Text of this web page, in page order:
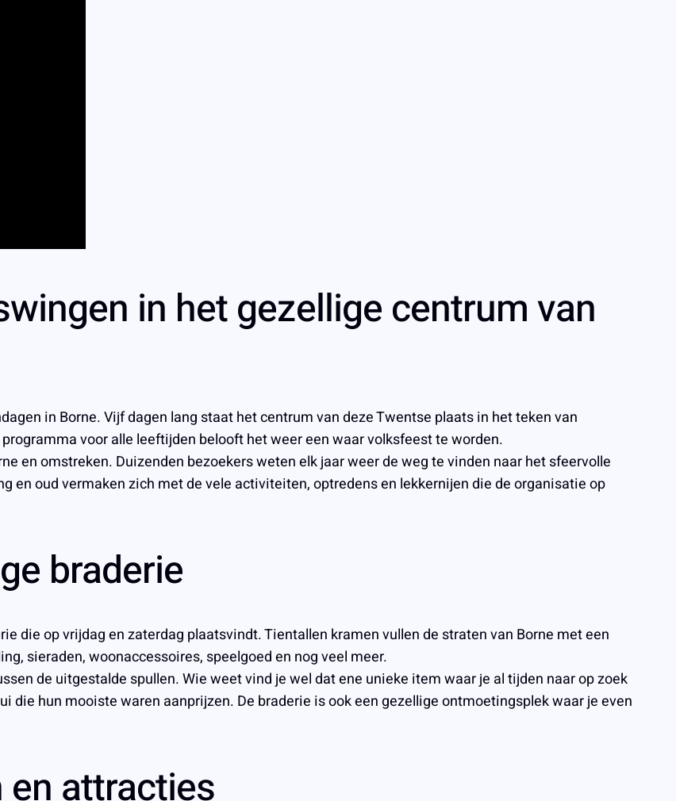
in het gezellige centrum van
in Borne. Vijf dagen lang staat het centrum van deze Twentse plaats in het teken van
voor alle leeftijden belooft het weer een waar volksfeest te worden.
en omstreken. Duizenden bezoekers weten elk jaar weer de weg te vinden naar het sfeervolle
en oud vermaken zich met de vele activiteiten, optredens en lekkernijen die de organisatie op
braderie
die op vrijdag en zaterdag plaatsvindt. Tientallen kramen vullen de straten van Borne met een
sieraden, woonaccessoires, speelgoed en nog veel meer.
de uitgestalde spullen. Wie weet vind je wel dat ene unieke item waar je al tijden naar op zoek
die hun mooiste waren aanprijzen. De braderie is ook een gezellige ontmoetingsplek waar je even
attracties